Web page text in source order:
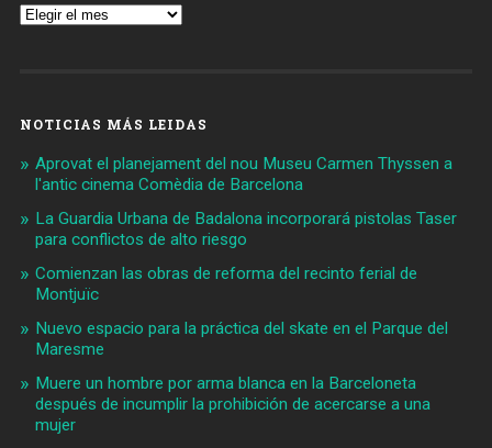
Archivos
NOTICIAS MÁS LEIDAS
Aprovat el planejament del nou Museu Carmen Thyssen a
l'antic cinema Comèdia de Barcelona
La Guardia Urbana de Badalona incorporará pistolas Taser
para conflictos de alto riesgo
Comienzan las obras de reforma del recinto ferial de
Montjuïc
Nuevo espacio para la práctica del skate en el Parque del
Maresme
Muere un hombre por arma blanca en la Barceloneta
después de incumplir la prohibición de acercarse a una
mujer